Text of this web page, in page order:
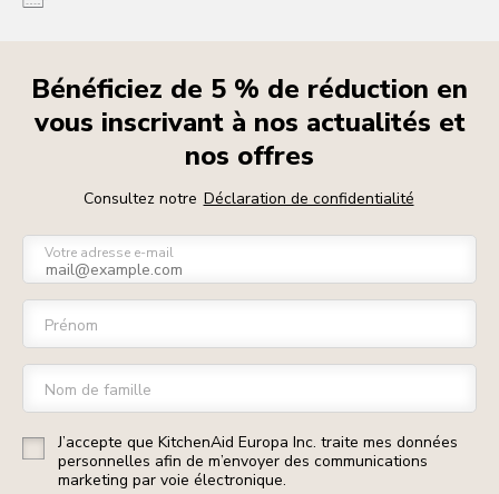
Bénéficiez de 5 % de réduction en
vous inscrivant à nos actualités et
nos offres
Consultez notre Déclaration de confidentialité
Votre adresse e-mail
Prénom
Nom de famille
J’accepte que KitchenAid Europa Inc. traite mes données
personnelles afin de m’envoyer des communications
marketing par voie électronique.